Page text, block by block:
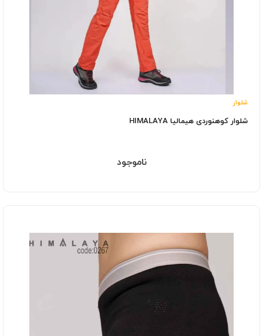
شلوار
شلوار کوهنوردی هیمالیا HIMALAYA
ناموجود